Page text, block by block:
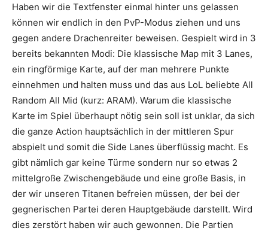
Haben wir die Textfenster einmal hinter uns gelassen
können wir endlich in den PvP-Modus ziehen und uns
gegen andere Drachenreiter beweisen. Gespielt wird in 3
bereits bekannten Modi: Die klassische Map mit 3 Lanes,
ein ringförmige Karte, auf der man mehrere Punkte
einnehmen und halten muss und das aus LoL beliebte All
Random All Mid (kurz: ARAM). Warum die klassische
Karte im Spiel überhaupt nötig sein soll ist unklar, da sich
die ganze Action hauptsächlich in der mittleren Spur
abspielt und somit die Side Lanes überflüssig macht. Es
gibt nämlich gar keine Türme sondern nur so etwas 2
mittelgroße Zwischengebäude und eine große Basis, in
der wir unseren Titanen befreien müssen, der bei der
gegnerischen Partei deren Hauptgebäude darstellt. Wird
dies zerstört haben wir auch gewonnen. Die Partien